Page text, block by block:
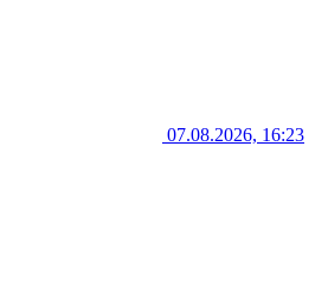
07.08.2026, 16:23